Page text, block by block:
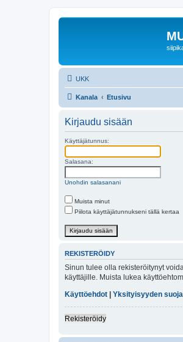
UKK
Kanala Etusivu
Kirjaudu sisään
Käyttäjätunnus:
Salasana:
Unohdin salasanani
Muista minut
Piilota käyttäjätunnukseni tällä kertaa
REKISTERÖIDY
Sinun tulee olla rekisteröitynyt
käyttäjille. Muista lukea
Käyttöehdot
Yksityisyyden suoja
Rekisteröidy